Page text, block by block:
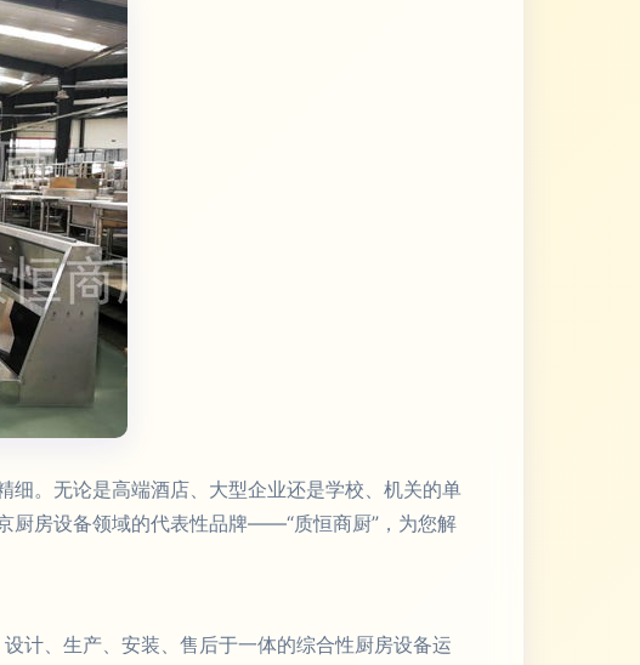
。无论是高端酒店、大型企业还是学校、机关的单
厨房设备领域的代表性品牌——“质恒商厨”，为您解
计、生产、安装、售后于一体的综合性厨房设备运